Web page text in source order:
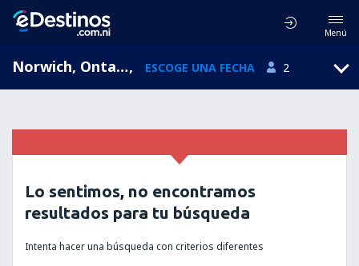
Menú
Norwich, Ontario, Canadá, ESCOGE UNA FECHA 2
Lo sentimos, no encontramos
resultados para tu búsqueda
Intenta hacer una búsqueda con criterios diferentes